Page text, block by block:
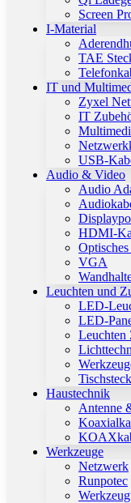
Screen
I-Material
TAE
IT und
Zyxel
IT
USB-
Audio & Video
Audio
HDMI-
VGA
Leuchten und
LED-
LED-
Leuchten
Haustechnik
Antenne
Werkzeuge
Netzwerk
Runpotec